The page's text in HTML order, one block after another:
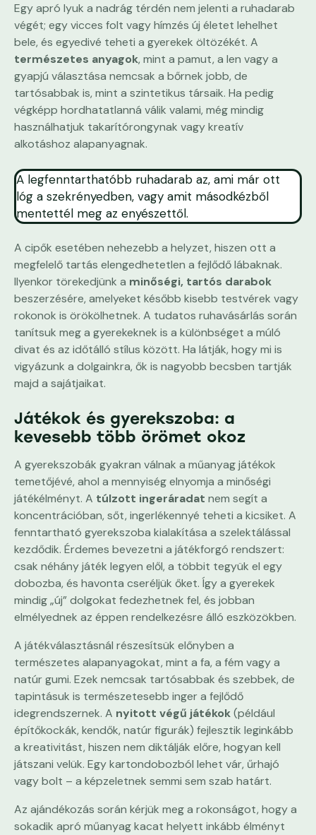
Egy apró lyuk a nadrág térdén nem jelenti a ruhadarab
végét; egy vicces folt vagy hímzés új életet lehelhet
bele, és egyedivé teheti a gyerekek öltözékét. A
természetes anyagok, mint a pamut, a len vagy a
gyapjú választása nemcsak a bőrnek jobb, de
tartósabbak is, mint a szintetikus társaik. Ha pedig
végképp hordhatatlanná válik valami, még mindig
használhatjuk takarítórongynak vagy kreatív
alkotáshoz alapanyagnak.
A legfenntarthatóbb ruhadarab az, ami már ott
lóg a szekrényedben, vagy amit másodkézből
mentettél meg az enyészettől.
A cipők esetében nehezebb a helyzet, hiszen ott a
megfelelő tartás elengedhetetlen a fejlődő lábaknak.
Ilyenkor törekedjünk a minőségi, tartós darabok
beszerzésére, amelyeket később kisebb testvérek vagy
rokonok is örökölhetnek. A tudatos ruhavásárlás során
tanítsuk meg a gyerekeknek is a különbséget a múló
divat és az időtálló stílus között. Ha látják, hogy mi is
vigyázunk a dolgainkra, ők is nagyobb becsben tartják
majd a sajátjaikat.
Játékok és gyerekszoba: a
kevesebb több örömet okoz
A gyerekszobák gyakran válnak a műanyag játékok
temetőjévé, ahol a mennyiség elnyomja a minőségi
játékélményt. A túlzott ingeráradat nem segít a
koncentrációban, sőt, ingerlékennyé teheti a kicsiket. A
fenntartható gyerekszoba kialakítása a szelektálással
kezdődik. Érdemes bevezetni a játékforgó rendszert:
csak néhány játék legyen elől, a többit tegyük el egy
dobozba, és havonta cseréljük őket. Így a gyerekek
mindig „új” dolgokat fedezhetnek fel, és jobban
elmélyednek az éppen rendelkezésre álló eszközökben.
A játékválasztásnál részesítsük előnyben a
természetes alapanyagokat, mint a fa, a fém vagy a
natúr gumi. Ezek nemcsak tartósabbak és szebbek, de
tapintásuk is természetesebb inger a fejlődő
idegrendszernek. A nyitott végű játékok(például
építőkockák, kendők, natúr figurák) fejlesztik leginkább
a kreativitást, hiszen nem diktálják előre, hogyan kell
játszani velük. Egy kartondobozból lehet vár, űrhajó
vagy bolt – a képzeletnek semmi sem szab határt.
Az ajándékozás során kérjük meg a rokonságot, hogy a
sokadik apró műanyag kacat helyett inkább élményt